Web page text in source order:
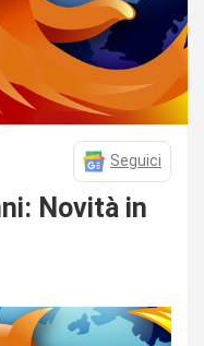
Seguici
Novità in